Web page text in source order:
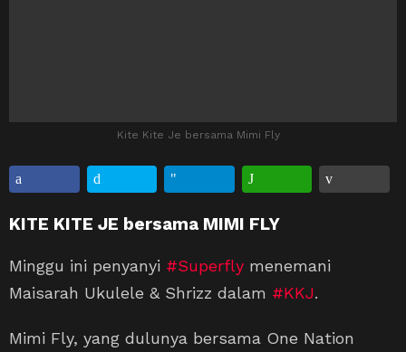
Kite Kite Je bersama Mimi Fly
KITE KITE JE bersama MIMI FLY
Minggu ini penyanyi #Superfly menemani
Maisarah Ukulele​ & Shrizz​ dalam #KKJ.
Mimi Fly, yang dulunya bersama One Nation